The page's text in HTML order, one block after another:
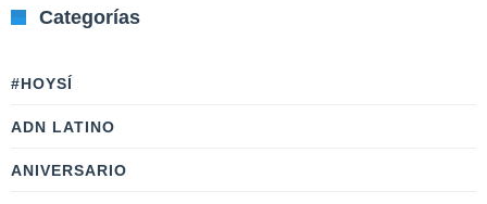
Categorías
#HOYSÍ
ADN LATINO
ANIVERSARIO